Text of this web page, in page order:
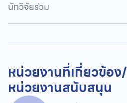
นักวิจัยร่วม
หน่วยงานที่เกี่ยวข้อง/
หน่วยงานสนับสนุน